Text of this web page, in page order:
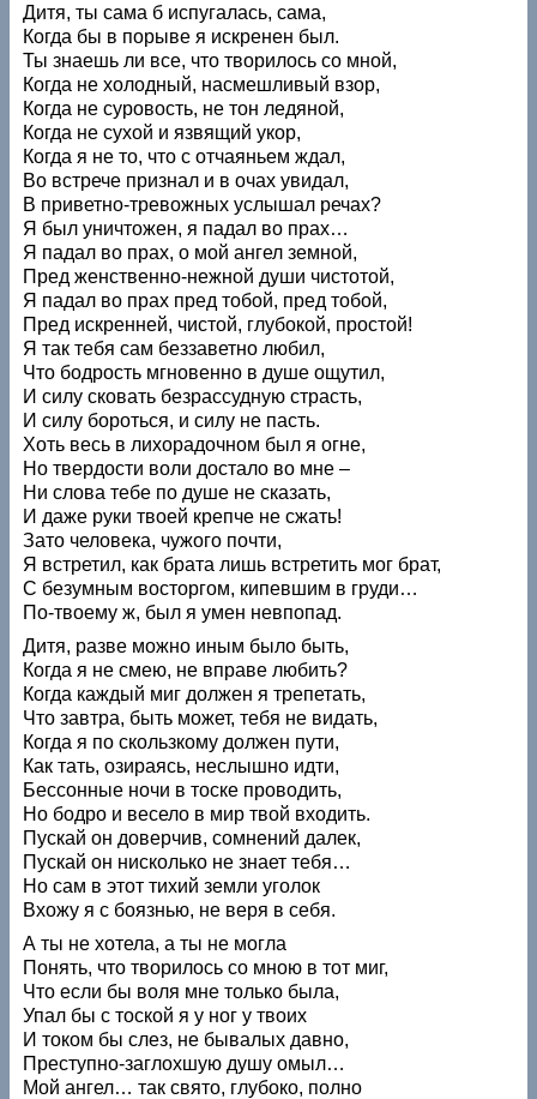
Дитя, ты сама б испугалась, сама,
Когда бы в порыве я искренен был.
Ты знаешь ли все, что творилось со мной,
Когда не холодный, насмешливый взор,
Когда не суровость, не тон ледяной,
Когда не сухой и язвящий укор,
Когда я не то, что с отчаяньем ждал,
Во встрече признал и в очах увидал,
В приветно-тревожных услышал речах?
Я был уничтожен, я падал во прах…
Я падал во прах, о мой ангел земной,
Пред женственно-нежной души чистотой,
Я падал во прах пред тобой, пред тобой,
Пред искренней, чистой, глубокой, простой!
Я так тебя сам беззаветно любил,
Что бодрость мгновенно в душе ощутил,
И силу сковать безрассудную страсть,
И силу бороться, и силу не пасть.
Хоть весь в лихорадочном был я огне,
Но твердости воли достало во мне –
Ни слова тебе по душе не сказать,
И даже руки твоей крепче не сжать!
Зато человека, чужого почти,
Я встретил, как брата лишь встретить мог брат,
С безумным восторгом, кипевшим в груди…
По-твоему ж, был я умен невпопад.
Дитя, разве можно иным было быть,
Когда я не смею, не вправе любить?
Когда каждый миг должен я трепетать,
Что завтра, быть может, тебя не видать,
Когда я по скользкому должен пути,
Как тать, озираясь, неслышно идти,
Бессонные ночи в тоске проводить,
Но бодро и весело в мир твой входить.
Пускай он доверчив, сомнений далек,
Пускай он нисколько не знает тебя…
Но сам в этот тихий земли уголок
Вхожу я с боязнью, не веря в себя.
А ты не хотела, а ты не могла
Понять, что творилось со мною в тот миг,
Что если бы воля мне только была,
Упал бы с тоской я у ног у твоих
И током бы слез, не бывалых давно,
Преступно-заглохшую душу омыл…
Мой ангел… так свято, глубоко, полно